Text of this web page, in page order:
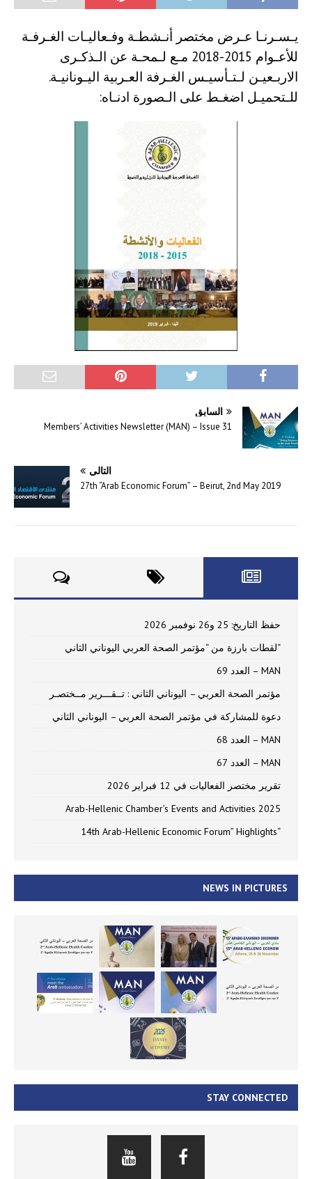
يـسـرنـا عـرض مختصر أنـشطـة وفـعاليـات الغـرفـة
للأعـوام 2015-2018 مـع لـمحـة عن الـذكـرى
الاربـعيـن لـتـأسيـس الغـرفة العـربية اليـونانيـة.
للـتحميـل اضغـط على الـصورة ادنـاه:
السابق
Members’ Activities Newsletter (MAN) – Issue 31
التالي
27th “Arab Economic Forum” – Beirut, 2nd May 2019
حفظ التاريخ: 25 و26 نوفمبر 2026
“لقطات بارزة من “مؤتمر الصحة العربي اليوناني الثاني
MAN – العدد 69
مؤتمر الصحة العربي – اليوناني الثاني : تــقـــرير مــختصـر
دعوة للمشاركة في مؤتمر الصحة العربي – اليوناني الثاني
MAN – العدد 68
MAN – العدد 67
تقرير مختصر الفعاليات في 12 فبراير 2026
Arab-Hellenic Chamber’s Events and Activities 2025
“14th Arab-Hellenic Economic Forum” Highlights
NEWS IN PICTURES
STAY CONNECTED